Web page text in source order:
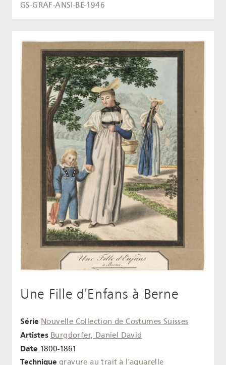
GS-GRAF-ANSI-BE-1946
Une Fille d'Enfans à Berne
Série Nouvelle Collection de Costumes Suisses
Artistes Burgdorfer, Daniel David
Date 1800-1861
Technique gravure au trait à l'aquarelle